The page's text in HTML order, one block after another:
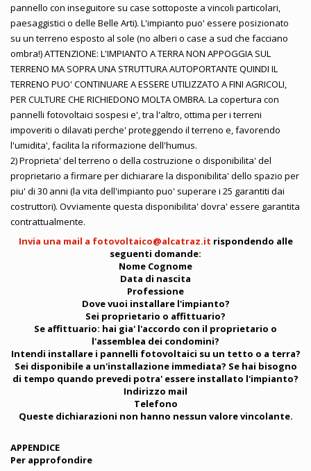
pannello con inseguitore su case sottoposte a vincoli particolari,
paesaggistici o delle Belle Arti). L'impianto puo' essere posizionato
su un terreno esposto al sole (no alberi o case a sud che facciano
ombra!) ATTENZIONE: L'IMPIANTO A TERRA NON APPOGGIA SUL
TERRENO MA SOPRA UNA STRUTTURA AUTOPORTANTE QUINDI IL
TERRENO PUO' CONTINUARE A ESSERE UTILIZZATO A FINI AGRICOLI,
PER CULTURE CHE RICHIEDONO MOLTA OMBRA. La copertura con
pannelli fotovoltaici sospesi e', tra l'altro, ottima per i terreni
impoveriti o dilavati perche' proteggendo il terreno e, favorendo
l'umidita', facilita la riformazione dell'humus.
2) Proprieta' del terreno o della costruzione o disponibilita' del
proprietario a firmare per dichiarare la disponibilita' dello spazio per
piu' di 30 anni (la vita dell'impianto puo' superare i 25 garantiti dai
costruttori). Ovviamente questa disponibilita' dovra' essere garantita
contrattualmente.
Invia una mail a fotovoltaico@alcatraz.it rispondendo alle
seguenti domande:
Nome Cognome
Data di nascita
Professione
Dove vuoi installare l'impianto?
Sei proprietario o affittuario?
Se affittuario: hai gia' l'accordo con il proprietario o
l'assemblea dei condomini?
Intendi installare i pannelli fotovoltaici su un tetto o a terra?
Sei disponibile a un'installazione immediata? Se hai bisogno
di tempo quando prevedi potra' essere installato l'impianto?
Indirizzo mail
Telefono
Queste dichiarazioni non hanno nessun valore vincolante.
APPENDICE
Per approfondire